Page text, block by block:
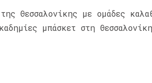
Θεσσαλονίκης με ομάδες
μπάσκετ στη